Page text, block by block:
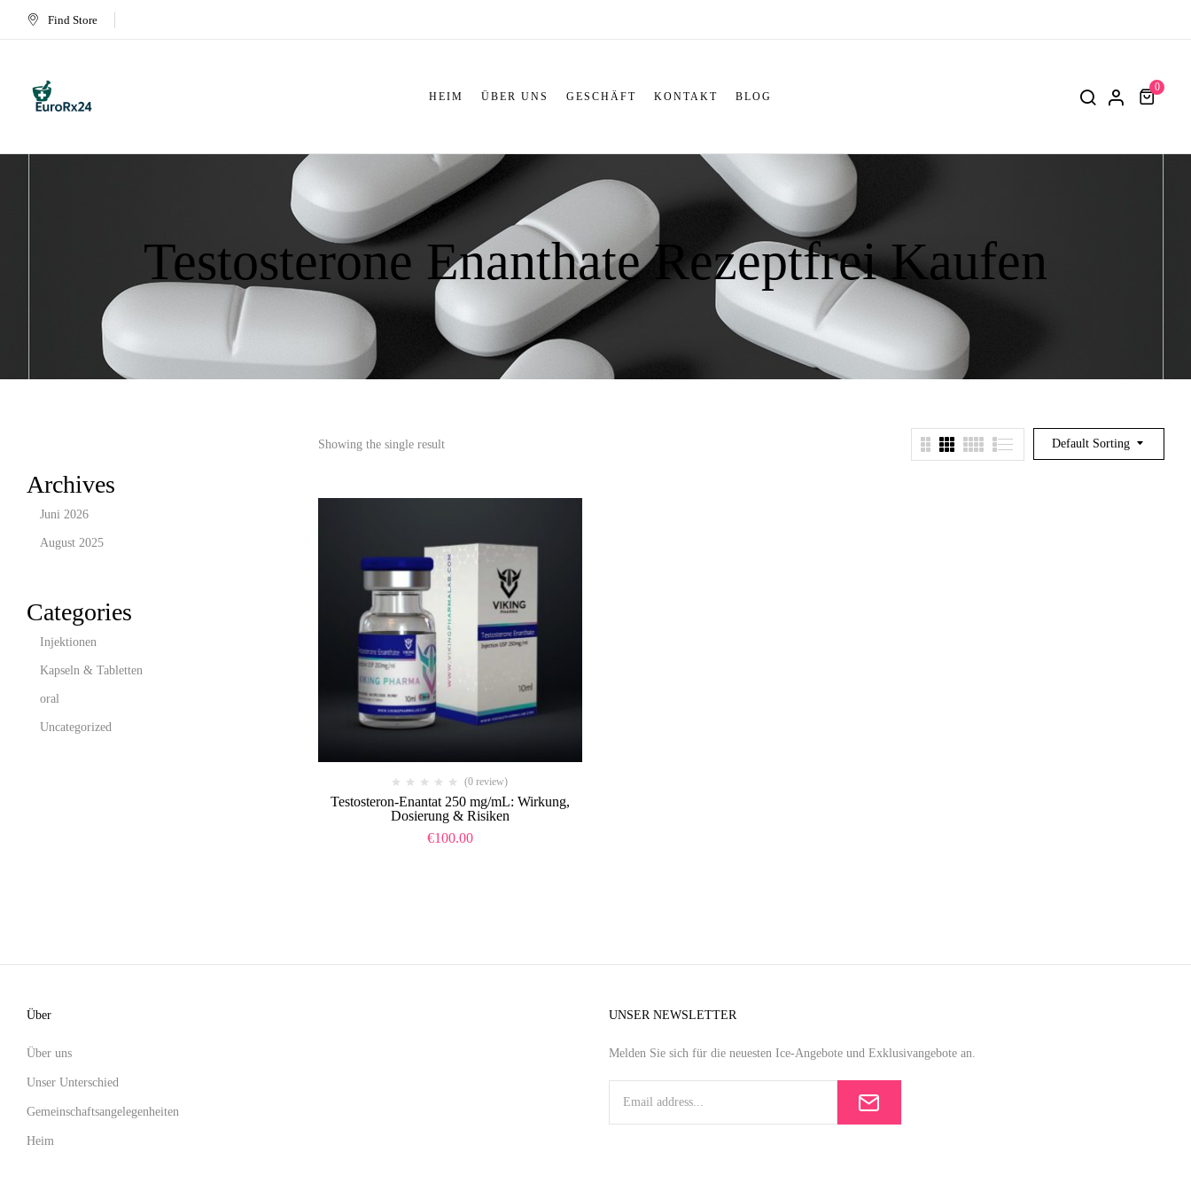
Find Store
HEIM ÜBER UNS GESCHÄFT KONTAKT BLOG
0
Testosterone Enanthate Rezeptfrei Kaufen
Archives
Juni 2026
August 2025
Categories
Injektionen
Kapseln & Tabletten
oral
Uncategorized
Default Sorting
Showing the single result
(0 review)
Testosteron-Enantat 250 mg/mL: Wirkung,
Dosierung & Risiken
€100.00
Über
Über uns
Unser Unterschied
Gemeinschaftsangelegenheiten
Heim
UNSER NEWSLETTER
Melden Sie sich für die neuesten Ice-Angebote und Exklusivangebote an.